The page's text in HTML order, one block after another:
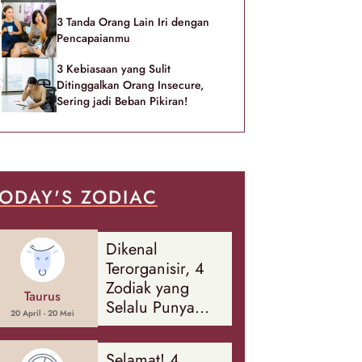
3 Tanda Orang Lain Iri dengan
Pencapaianmu
3 Kebiasaan yang Sulit
Ditinggalkan Orang Insecure,
Sering jadi Beban Pikiran!
ZODIAC
Taurus
20 April - 20 Mei
Dikenal
Terorganisir, 4
Zodiak yang
Selalu Punya
Rencana
Cadangan Soal